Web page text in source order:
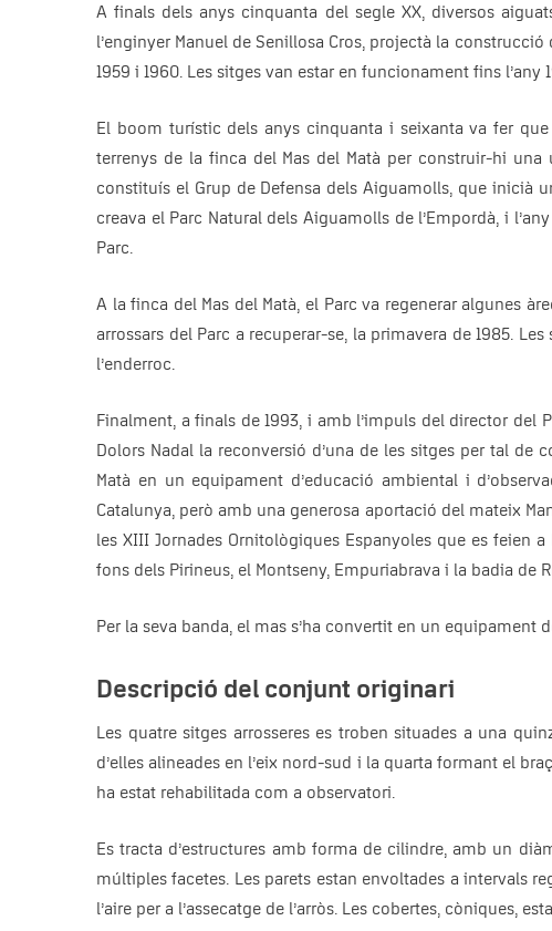
A finals dels anys cinquanta del segle XX, diversos
l’enginyer Manuel de Senillosa Cros, projectà la
1959 i 1960. Les sitges van estar en funcionament fins
El boom turístic dels anys cinquanta i seixanta va fer
terrenys de la finca del Mas del Matà per construir-hi una
constituís el Grup de Defensa dels Aiguamolls, que inicià
creava el Parc Natural dels Aiguamolls de l’Empordà, i
Parc.
A la finca del Mas del Matà, el Parc va regenerar algunes
arrossars del Parc a recuperar-se, la primavera de 1985.
l’enderroc.
Finalment, a finals de 1993, i amb l’impuls del director del
Dolors Nadal la reconversió d’una de les sitges per tal
Matà en un equipament d’educació ambiental i
Catalunya, però amb una generosa aportació del mateix
les XIII Jornades Ornitològiques Espanyoles que es
fons dels Pirineus, el Montseny, Empuriabrava i la badia de
Per la seva banda, el mas s’ha convertit en un
Descripció del conjunt originari
Les quatre sitges arrosseres es troben situades a una
d’elles alineades en l’eix nord-sud i la quarta formant el
ha estat rehabilitada com a observatori.
Es tracta d’estructures amb forma de cilindre, amb un
múltiples facetes. Les parets estan envoltades a intervals
l’aire per a l’assecatge de l’arròs. Les cobertes, còniques,